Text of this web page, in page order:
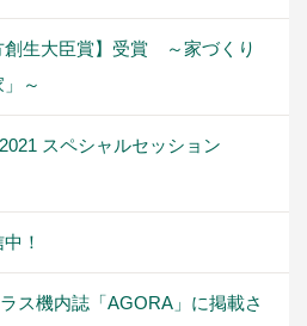
創生大臣賞】受賞 ～家づくり
～
スペシャルセッション
！
ス機内誌「AGORA」に掲載さ